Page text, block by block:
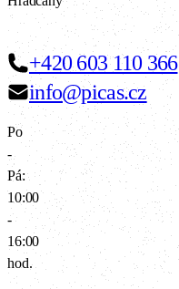
+420 603 110 366
info@picas.cz
Po
-
Pá:
10:00
-
16:00
hod.